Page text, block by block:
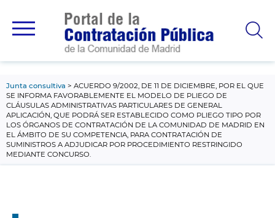
principal
Junta consultiva
ACUERDO 9/2002, DE 11 DE DICIEMBRE, POR EL QUE
SE INFORMA FAVORABLEMENTE EL MODELO DE PLIEGO DE
CLÁUSULAS ADMINISTRATIVAS PARTICULARES DE GENERAL
APLICACIÓN, QUE PODRÁ SER ESTABLECIDO COMO PLIEGO TIPO POR
LOS ÓRGANOS DE CONTRATACIÓN DE LA COMUNIDAD DE MADRID EN
EL ÁMBITO DE SU COMPETENCIA, PARA CONTRATACIÓN DE
SUMINISTROS A ADJUDICAR POR PROCEDIMIENTO RESTRINGIDO
MEDIANTE CONCURSO.